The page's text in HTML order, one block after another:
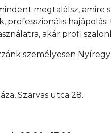
megtalálsz, amire
professzionális
akár profi
személyesen
Szarvas utca 28.